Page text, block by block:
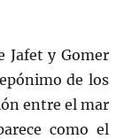
Jafet y Gomer
de los
entre el mar
como el